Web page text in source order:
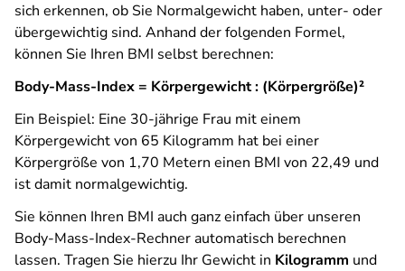
sich erkennen, ob Sie Normalgewicht haben, unter- oder
übergewichtig sind. Anhand der folgenden Formel,
können Sie Ihren BMI selbst berechnen:
Body-Mass-Index = Körpergewicht : (Körpergröße)²
Ein Beispiel: Eine 30-jährige Frau mit einem
Körpergewicht von 65 Kilogramm hat bei einer
Körpergröße von 1,70 Metern einen BMI von 22,49 und
ist damit normalgewichtig.
Sie können Ihren BMI auch ganz einfach über unseren
Body-Mass-Index-Rechner automatisch berechnen
lassen. Tragen Sie hierzu Ihr Gewicht in Kilogramm und